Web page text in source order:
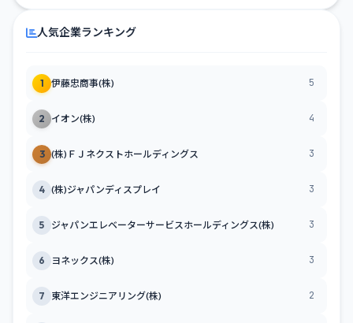
人気企業ランキング
1 伊藤忠商事(株) 5
2 イオン(株) 4
3 (株)ＦＪネクストホールディングス 3
4 (株)ジャパンディスプレイ 3
5 ジャパンエレベーターサービスホールディングス(株) 3
6 ヨネックス(株) 3
7 東洋エンジニアリング(株) 2